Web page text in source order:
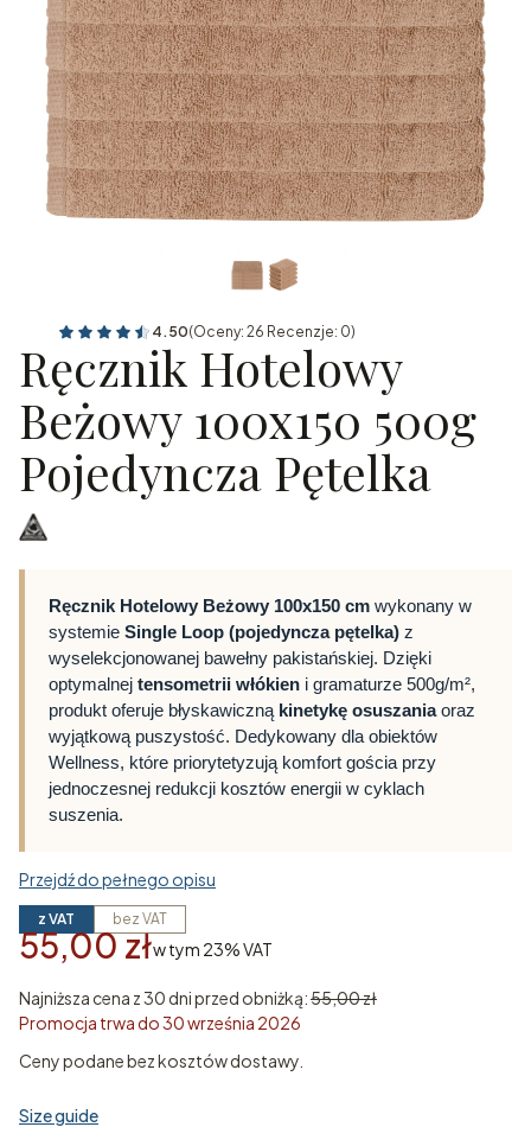
4.50(Oceny: 26 Recenzje: 0)
Przejdź do sekcji Opinie
Ręcznik Hotelowy
Beżowy 100x150 500g
Pojedyncza Pętelka
Ręcznik Hotelowy Beżowy 100x150 cm wykonany w
systemie Single Loop (pojedyncza pętelka) z
wyselekcjonowanej bawełny pakistańskiej. Dzięki
optymalnej tensometrii włókien i gramaturze 500g/m²,
produkt oferuje błyskawiczną kinetykę osuszaniaoraz
wyjątkową puszystość. Dedykowany dla obiektów
Wellness, które priorytetyzują komfort gościa przy
jednoczesnej redukcji kosztów energii w cyklach
suszenia.
Przejdź do pełnego opisu
z VAT bez VAT
55,00 złw tym 23% VAT
w tym 23%VAT
Najniższa cena z 30 dni przed obniżką:55,00 zł
Promocja trwa do 30 września 2026
Ceny podane bez kosztów dostawy.
Size guide